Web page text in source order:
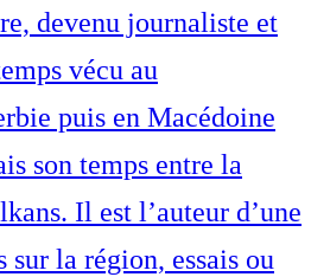
devenu journaliste et
vécu au
puis en Macédoine
son temps entre la
Il est l’auteur d’une
la région, essais ou